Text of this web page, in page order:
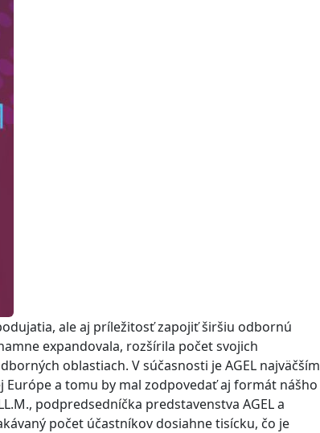
ale aj príležitosť zapojiť širšiu odbornú
expandovala, rozšírila počet svojich
oblastiach. V súčasnosti je AGEL najväčším
a tomu by mal zodpovedať aj formát nášho
podpredsedníčka predstavenstva AGEL a
počet účastníkov dosiahne tisícku, čo je